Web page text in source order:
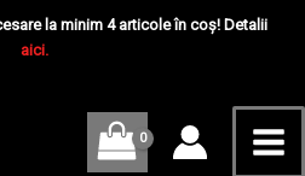
la minim 4 articole în coș! Detalii
aici.